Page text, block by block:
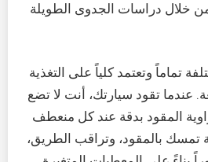
من خلال دراسات الجدوى الطويلة
تماماً وتعتمد كلياً على التغذية
عندما تقود سيارتك، أنت لا تضع
المقود بدقة عند كل منعطف
بالمقود، وتراقب الطريق،